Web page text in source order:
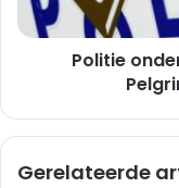
Rotterdam
Politie
Gerelateerde